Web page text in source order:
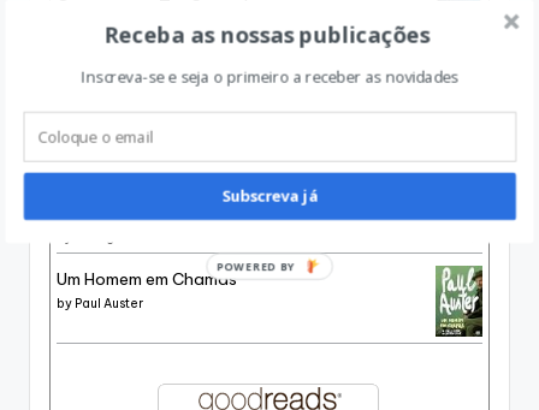
Conta-me o Teu Segredo
Dorothy Koomson
O Silêncio dos Livros, seguido de Esse Vício
Um Homem em Chamas
by Paul Auster
Receba as nossas publicações
Inscreva-se e seja o primeiro a receber as novidades
Subscreva já
POWERED BY